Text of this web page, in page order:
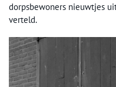
dorpsbewoners nieuwtjes
verteld.